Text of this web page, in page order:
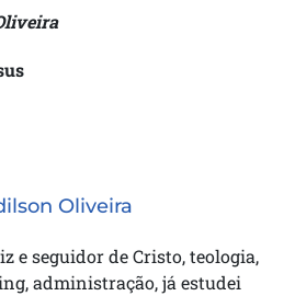
Oliveira
e seguidor de Cristo, teologia,
administração, já estudei